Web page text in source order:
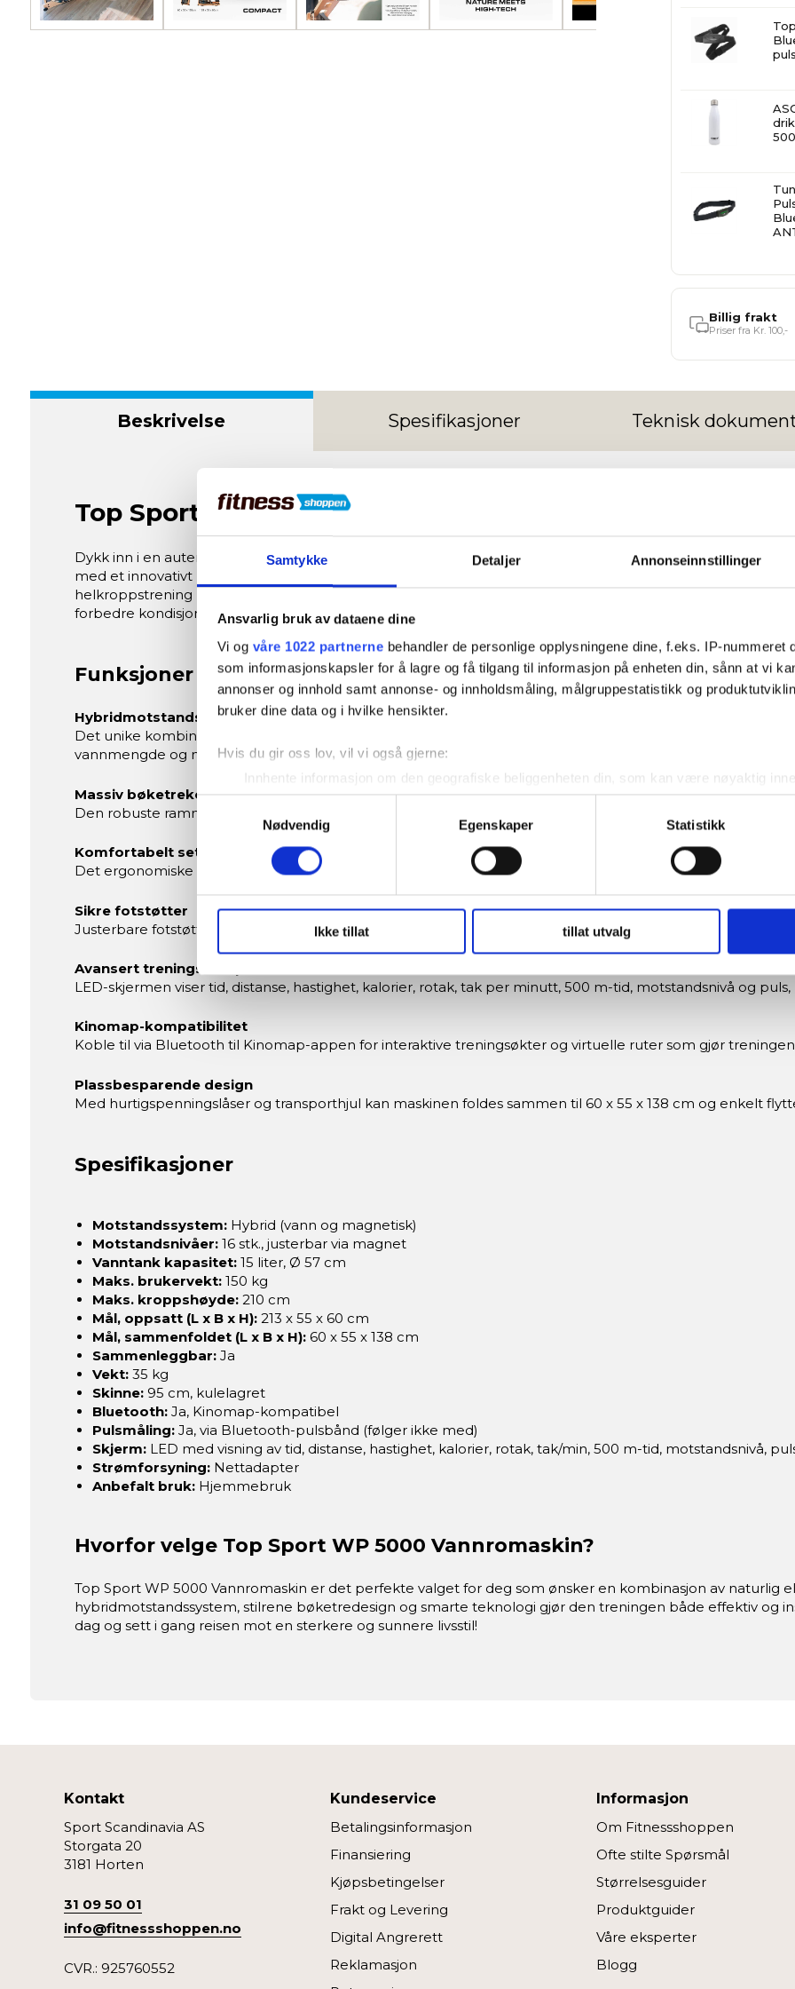
Samtykke Detaljer Annonseinnstillinger
Ansvarlig bruk av dataene dine
Vi og våre 1022 partnerne behandler de personlige opplysningene dine, f.eks. IP-nummeret
som informasjonskapsler for å lagre og få tilgang til informasjon på enheten din, sånn at vi
annonser og innhold samt annonse- og innholdsmåling, målgruppestatistikk og
bruker dine data og i hvilke hensikter.
Hvis du gir oss lov, vil vi også gjerne:
Innhente informasjon om den geografiske beliggenheten din, som kan være nøyaktig
Identifisere enheten din ved å aktivt skanne den for bestemte karakteristikker
mer infokan du lese om hvordan dine personlige data behandles og hvordan du kan
Du kan hele tiden endre eller trekke tilbake ditt samtykke fra erklæringen om
analysere trafikken vår. Vi deler dessuten informasjon om hvordan du bruker nettstedet vårt,
sosiale medier, annonsering og analysearbeid, som kan kombinere den med annen
dem, eller som de har samlet inn gjennom din bruk av tjenestene deres.
Nødvendig
Egenskaper Statistikk
Ikke tillat tillat utvalg
Billig frakt
Priser fra Kr. 100,-
Beskrivelse Spesifikasjoner Teknisk
Top Sport WP5000 Vannromaskin
Dykk inn i en autentisk og skånsom ro-opplevelse med Top Sport WP 5000 Vannromaskin! Denne
med et innovativt hybridmotstandssystem av vann og magnet, som gir en realistisk og fleksibel
helkroppstrening hjemme. Med sitt elegante design, Kinomap-kompatibilitet og plassbesparende
forbedre kondisjon, styrke og utholdenhet.
Funksjoner og Fordeler
Hybridmotstandssystem
Det unike kombinasjonssystemet av vann- og 16-trinns magnetmotstand gir en autentisk rofølelse og
vannmengde og magnetisk motstand.
Massiv bøketrekonstruksjon
Den robuste rammen av bøketre gir både holdbarhet og en naturlig, elegant estetikk til hjemmet ditt.
Komfortabelt sete og skinne
Det ergonomiske setet med kulelagrede ruller og 95 cm lang skinne sikrer jevn og behagelig roing for
Sikre fotstøtter
Justerbare fotstøtter med sikkerhetsremmer gir stabilt fotfeste under treningen, uansett skostørrelse.
Avansert treningscomputer
LED-skjermen viser tid, distanse, hastighet, kalorier, rotak, tak per minutt, 500 m-tid, motstandsnivå og
Kinomap-kompatibilitet
Koble til via Bluetooth til Kinomap-appen for interaktive treningsøkter og virtuelle ruter som gjør
Plassbesparende design
Med hurtigspenningslåser og transporthjul kan maskinen foldes sammen til 60 x 55 x 138 cm og enkelt
Spesifikasjoner
Motstandssystem:Hybrid (vann og magnetisk)
Motstandsnivåer:16 stk., justerbar via magnet
Vanntank kapasitet:15 liter, Ø 57 cm
Maks. brukervekt:150 kg
Maks. kroppshøyde: 210 cm
Mål, oppsatt (L x B x H):213 x 55 x 60 cm
Mål, sammenfoldet (L x B x H): 60 x 55 x 138 cm
Sammenleggbar:Ja
Vekt:35 kg
Skinne: 95 cm, kulelagret
Bluetooth:Ja, Kinomap-kompatibel
Pulsmåling:Ja, via Bluetooth-pulsbånd (følger ikke med)
Skjerm:LED med visning av tid, distanse, hastighet, kalorier, rotak, tak/min, 500 m-tid, motstandsnivå,
Strømforsyning: Nettadapter
Anbefalt bruk:Hjemmebruk
Hvorfor velge Top Sport WP 5000 Vannromaskin?
Top Sport WP 5000 Vannromaskin er det perfekte valget for deg som ønsker en kombinasjon av naturlig
hybridmotstandssystem, stilrene bøketredesign og smarte teknologi gjør den treningen både effektiv og
dag og sett i gang reisen mot en sterkere og sunnere livsstil!
Kontakt
Sport Scandinavia AS
Storgata 20
3181 Horten
31 09 50 01
info@fitnessshoppen.no
CVR.: 925760552
Kundeservice
Betalingsinformasjon
Finansiering
Kjøpsbetingelser
Frakt og Levering
Digital Angrerett
Reklamasjon
Informasjon
Om Fitnessshoppen
Ofte stilte Spørsmål
Størrelsesguider
Produktguider
Våre eksperter
Blogg